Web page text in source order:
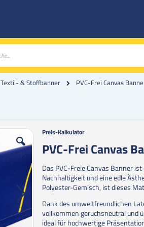
Textil- & Stoffbanner PVC-Frei Canvas
Zum
der
springen
Preis-Kalkulator
PVC-Frei Canvas
Das PVC-Freie Canvas Banner
Nachhaltigkeit und eine edle
Polyester-Gemisch, ist dieses
Dank des umweltfreundlichen
vollkommen geruchsneutral und
ideal für hochwertige